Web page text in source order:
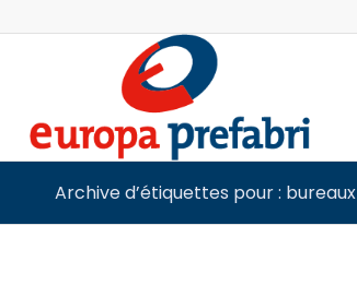
Archive d’étiquettes pour : bureaux